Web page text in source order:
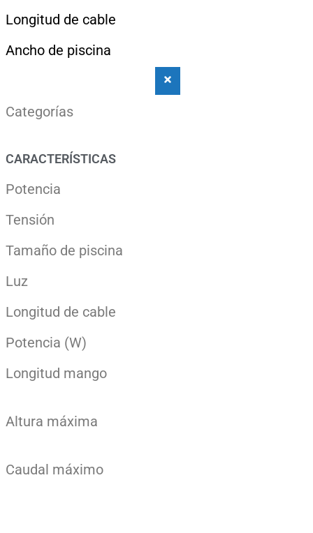
Longitud de cable
Ancho de piscina
Categorías
CARACTERÍSTICAS
Potencia
Tensión
Tamaño de piscina
Luz
Longitud de cable
Potencia (W)
Longitud mango
Altura máxima
Caudal máximo